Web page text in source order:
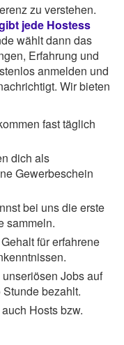
zu verstehen.
jede Hostess
wählt dann das
Erfahrung und
anmelden und
Wir bieten
fast täglich
dich als
Gewerbeschein
bei uns die erste
sammeln.
für erfahrene
Jobs auf
bezahlt.
Hosts bzw.